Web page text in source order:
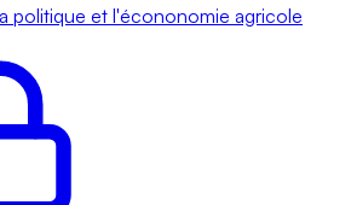
politique et l'écononomie agricole